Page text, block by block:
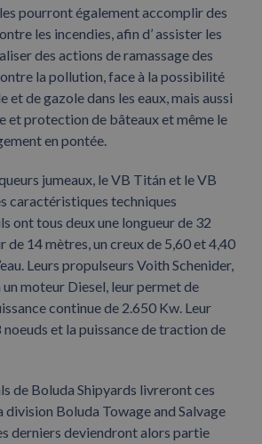
pourront également accomplir des
les incendies, afin d’ assister les
des actions de ramassage des
la pollution, face à la possibilité
et de gazole dans les eaux, mais aussi
et protection de bâteaux et même le
en pontée.
jumeaux, le VB Titán et le VB
caractéristiques techniques
ont tous deux une longueur de 32
de 14 mètres, un creux de 5,60 et 4,40
Leurs propulseurs Voith Schenider,
moteur Diesel, leur permet de
continue de 2.650 Kw. Leur
et la puissance de traction de
de Boluda Shipyards livreront ces
division Boluda Towage and Salvage
derniers deviendront alors partie